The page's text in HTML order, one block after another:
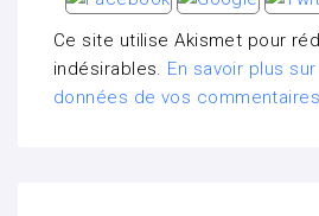
Ce site utilise Akismet pour
indésirables. En savoir plus
données de vos